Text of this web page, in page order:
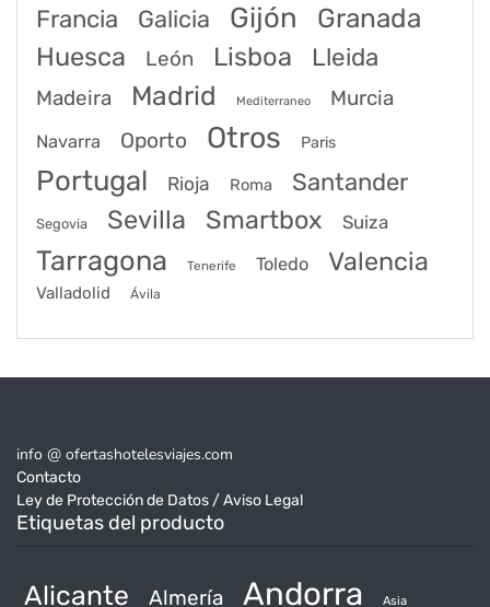
Francia Galicia Gijón Granada
Huesca León Lisboa Lleida
Madeira Madrid Mediterraneo Murcia
Navarra Oporto Otros Paris
Portugal Rioja Roma Santander
Segovia Sevilla Smartbox Suiza
Tarragona Tenerife Toledo Valencia
Valladolid Ávila
info @ ofertashotelesviajes.com
Contacto
Ley de Protección de Datos / Aviso Legal
Etiquetas del producto
Alicante Almería Andorra Asia